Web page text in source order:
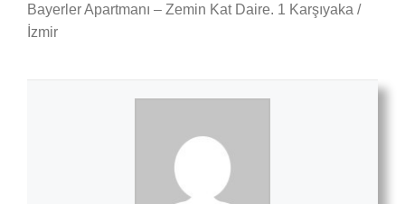
Bayerler Apartmanı – Zemin Kat Daire. 1 Karşıyaka /
İzmir